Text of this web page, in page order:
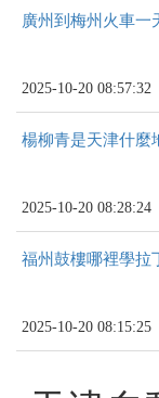
廣州到梅州火車一
2025-10-20 08:57:32
楊柳青是天津什麼
2025-10-20 08:28:24
福州鼓樓哪裡學拉
2025-10-20 08:15:25